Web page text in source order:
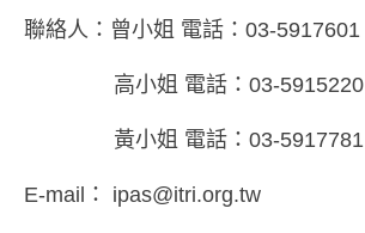
聯絡人：曾小姐 電話：03-5917601
高小姐 電話：03-5915220
黃小姐 電話：03-5917781
E-mail： ipas@itri.org.tw